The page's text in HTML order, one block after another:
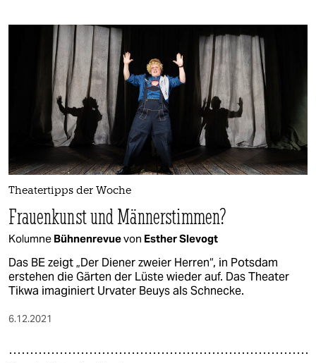
Theatertipps der Woche
Frauenkunst und Männerstimmen?
Kolumne Bühnenrevuevon Esther Slevogt
Das BE zeigt „Der Diener zweier Herren“, in Potsdam
erstehen die Gärten der Lüste wieder auf. Das Theater
Tikwa imaginiert Urvater Beuys als Schnecke.
6.12.2021